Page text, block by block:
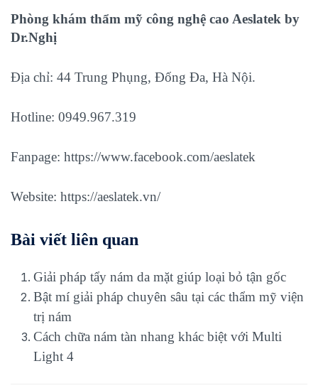
Phòng khám thẩm mỹ công nghệ cao Aeslatek by
Dr.Nghị
Địa chỉ: 44 Trung Phụng, Đống Đa, Hà Nội.
Hotline: 0949.967.319
Fanpage: https://www.facebook.com/aeslatek
Website: https://aeslatek.vn/
Bài viết liên quan
Giải pháp tẩy nám da mặt giúp loại bỏ tận gốc
Bật mí giải pháp chuyên sâu tại các thẩm mỹ viện
trị nám
Cách chữa nám tàn nhang khác biệt với Multi
Light 4